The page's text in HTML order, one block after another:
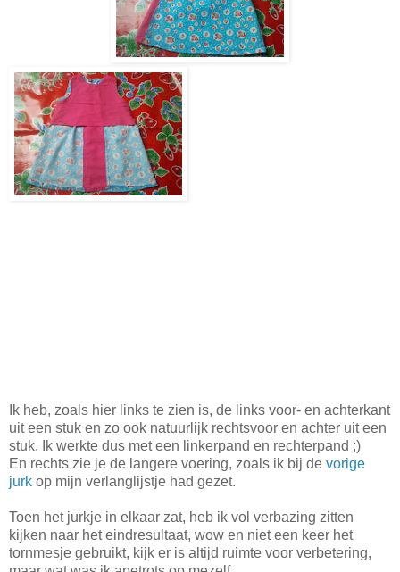
Ik heb, zoals hier links te zien is, de links voor- en achterkant
uit een stuk en zo ook natuurlijk rechtsvoor en achter uit een
stuk. Ik werkte dus met een linkerpand en rechterpand ;)
En rechts zie je de langere voering, zoals ik bij de vorige
jurk op mijn verlanglijstje had gezet.
Toen het jurkje in elkaar zat, heb ik vol verbazing zitten
kijken naar het eindresultaat, wow en niet een keer het
tornmesje gebruikt, kijk er is altijd ruimte voor verbetering,